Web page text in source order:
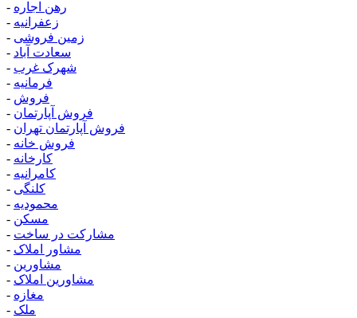
- رهن اجاره
- زعفرانیه
- زمین فروشی
- سعادت آباد
- شهرک غرب
- فرمانیه
- فروش
- فروش آپارتمان
- فروش آپارتمان تهران
- فروش خانه
- کارخانه
- کامرانیه
- کلنگی
- محمودیه
- مسکن
- مشارکت در ساخت
- مشاور املاک
- مشاورین
- مشاورین املاک
- مغازه
- ملک